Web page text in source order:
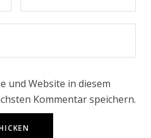
und Website in diesem
Kommentar speichern.